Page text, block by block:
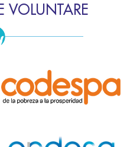
VOLUNTARE